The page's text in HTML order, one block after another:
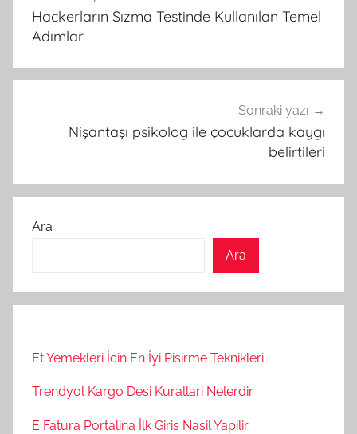
gezinmesi
Hackerların Sızma Testinde Kullanılan Temel
Adımlar
Sonraki yazı
Nişantaşı psikolog ile çocuklarda kaygı
belirtileri
Ara
Ara
Et Yemekleri İcin En İyi Pisirme Teknikleri
Trendyol Kargo Desi Kurallari Nelerdir
E Fatura Portalina İlk Giris Nasil Yapilir